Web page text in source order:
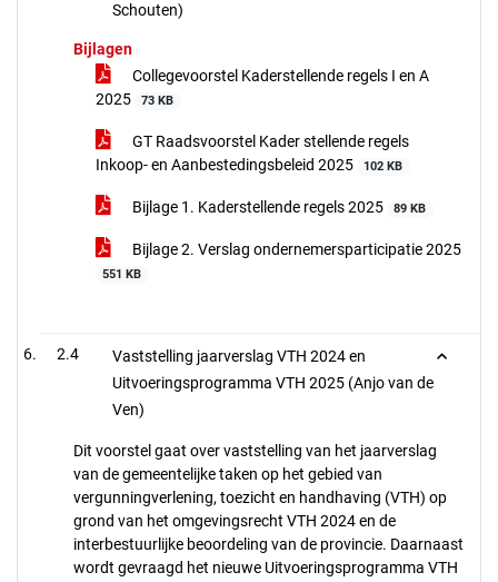
Schouten)
Bijlagen
Collegevoorstel Kaderstellende regels I en A
2025
73 KB
GT Raadsvoorstel Kader stellende regels
Inkoop- en Aanbestedingsbeleid 2025
102 KB
Bijlage 1. Kaderstellende regels 2025 89 KB
Bijlage 2. Verslag ondernemersparticipatie 2025
551 KB
2.4
Vaststelling jaarverslag VTH 2024 en
Uitvoeringsprogramma VTH 2025 (Anjo van de
Ven)
Dit voorstel gaat over vaststelling van het jaarverslag
van de gemeentelijke taken op het gebied van
vergunningverlening, toezicht en handhaving (VTH) op
grond van het omgevingsrecht VTH 2024 en de
interbestuurlijke beoordeling van de provincie. Daarnaast
wordt gevraagd het nieuwe Uitvoeringsprogramma VTH